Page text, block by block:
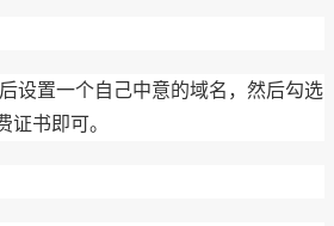
设置一个自己中意的域名，然后勾选
证书即可。